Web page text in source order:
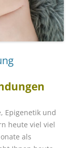
Epigenetik und
heute viel viel
als